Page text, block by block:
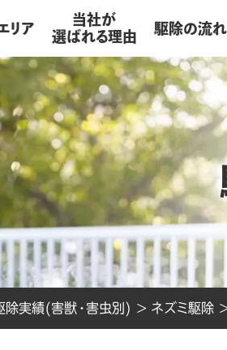
リア
当社が
選ばれる理由
駆除の流れ
除実績(害獣・害虫別) > ネズミ駆除